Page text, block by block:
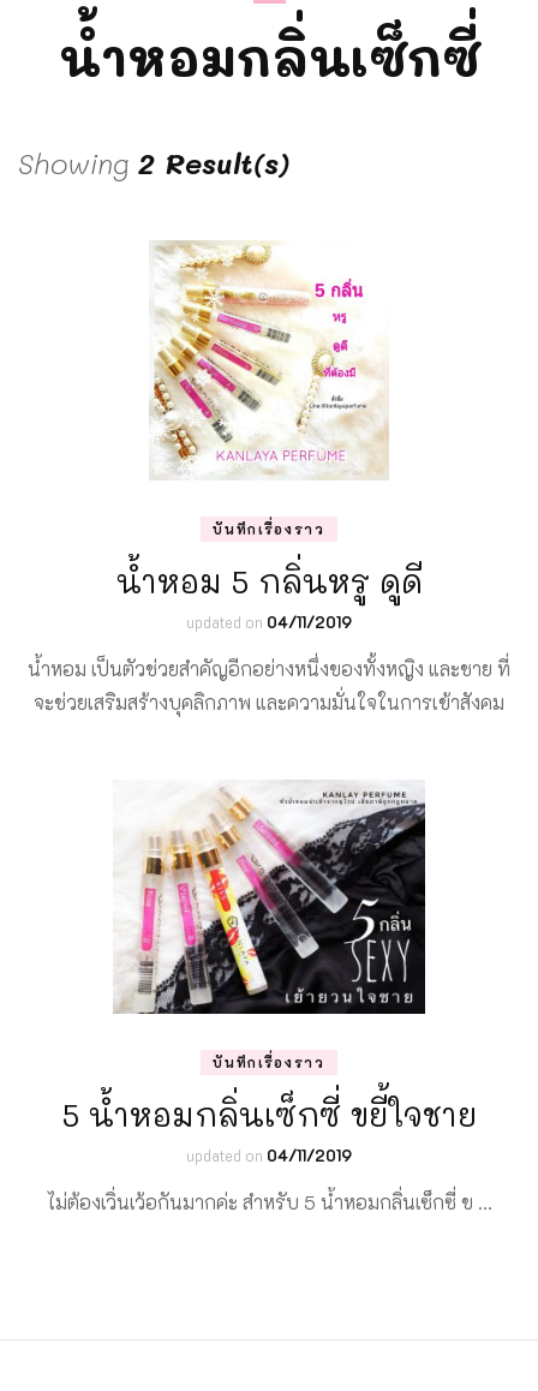
น้ำหอมกลิ่นเซ็กซี่
Showing 2 Result(s)
บันทึกเรื่องราว
น้ำหอม 5 กลิ่นหรู ดูดี
updated on 04/11/2019
น้ำหอม เป็นตัวช่วยสำคัญอีกอย่างหนึ่งของทั้งหญิง และชาย ที่
จะช่วยเสริมสร้างบุคลิกภาพ และความมั่นใจในการเข้าสังคม
บันทึกเรื่องราว
5 น้ำหอมกลิ่นเซ็กซี่ ขยี้ใจชาย
updated on 04/11/2019
ไม่ต้องเวิ่นเว้อกันมากค่ะ สำหรับ 5 น้ำหอมกลิ่นเซ็กซี่ ข …